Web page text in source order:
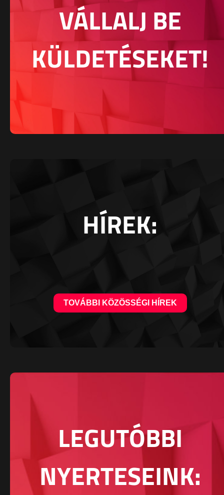
VÁLLALJ BE
KÜLDETÉSEKET!
HÍREK:
TOVÁBBI KÖZÖSSÉGI HÍREK
LEGUTÓBBI
NYERTESEINK: